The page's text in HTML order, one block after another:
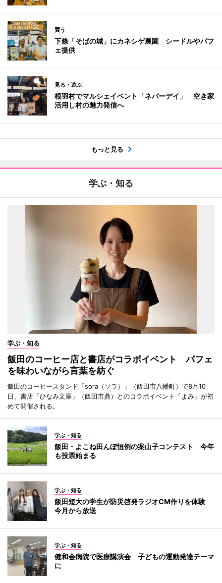
買う
下條「そばの城」にカネシゲ農園 シードルやパフ
ェ提供
見る・遊ぶ
根羽村でマルシェイベント「ネバーデイ」 空き家
活用し村の魅力発信へ
もっと見る
学ぶ・知る
学ぶ・知る
飯田のコーヒー店と書店がコラボイベント パフェ
を味わいながら言葉を紡ぐ
飯田のコーヒースタンド「sora（ソラ）」（飯田市八幡町）で8月10
日、書店「ひなみ文庫」（飯田市鼎）とのコラボイベント「よみ」が初
めて開催される。
学ぶ・知る
飯田・よこね田んぼ恒例の案山子コンテスト 今年
も投票始まる
学ぶ・知る
飯田短大の学生が防災啓発ラジオCM作りを体験
今月から放送
学ぶ・知る
健和会病院で医療講演会 子どもの運動発達テーマ
に